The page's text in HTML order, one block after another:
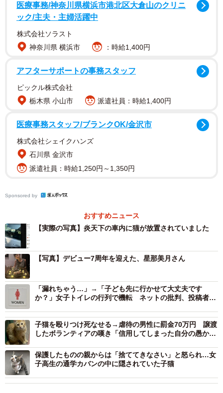
医療事務/神奈川県横浜市港北区大倉山のクリニ
ック/主夫・主婦活躍中
株式会社ソラスト
神奈川県 横浜市
：時給1,400円
アフターサポートの事務スタッフ
ピックル株式会社
栃木県 小山市
派遣社員：時給1,400円
医療事務スタッフ/ブランクOK/金沢市
株式会社シェイクハンズ
石川県 金沢市
派遣社員：時給1,250円～1,350円
Sponsored by
おすすめニュース
【実際の写真】炎天下の車内に猫が放置されていました
【写真】デビュー7周年を迎えた、星那美月さん
「漏れちゃう…」→「子ども先に行かせて大丈夫です
か？」女子トイレの行列で機転 ネットの批判、投稿者は
子猫を殴りつけ死なせる→虐待の男性に罰金70万円 譲渡
したボランティアの嘆き「信用してしまった自分の愚かさ
保護したものの親からは「捨ててきなさい」と怒られ…女
子高生の通学カバンの中に隠されていた子猫